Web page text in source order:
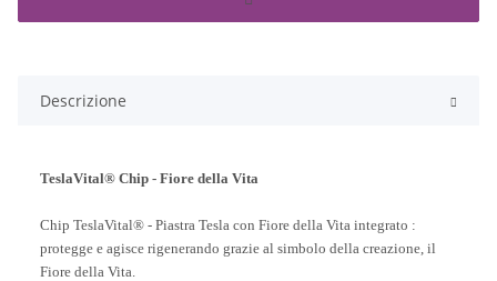
Descrizione
TeslaVital® Chip - Fiore della Vita
Chip TeslaVital® - Piastra Tesla con Fiore della Vita integrato :
protegge e agisce rigenerando grazie al simbolo della creazione, il
Fiore della Vita.